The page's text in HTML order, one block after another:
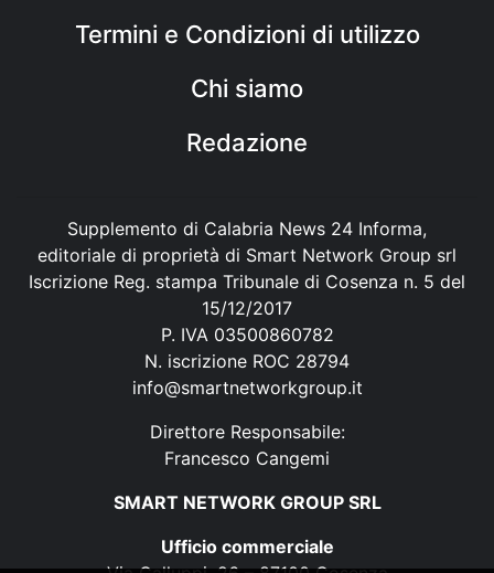
Termini e Condizioni di utilizzo
Chi siamo
Redazione
Supplemento di Calabria News 24 Informa,
editoriale di proprietà di Smart Network Group srl
Iscrizione Reg. stampa Tribunale di Cosenza n. 5 del
15/12/2017
P. IVA 03500860782
N. iscrizione ROC 28794
info@smartnetworkgroup.it
Direttore Responsabile:
Francesco Cangemi
SMART NETWORK GROUP SRL
Ufficio commerciale